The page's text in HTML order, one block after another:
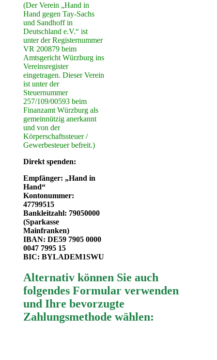
(Der Verein „Hand in
Hand gegen Tay-Sachs
und Sandhoff in
Deutschland e.V.“ ist
unter der Registernummer
VR 200879 beim
Amtsgericht Würzburg ins
Vereinsregister
eingetragen. Dieser Verein
ist unter der
Steuernummer
257/109/00593 beim
Finanzamt Würzburg als
gemeinnützig anerkannt
und von der
Körperschaftssteuer /
Gewerbesteuer befreit.)
Direkt spenden:
Empfänger: „Hand in
Hand“
Kontonummer:
47799515
Bankleitzahl: 79050000
(Sparkasse
Mainfranken)
IBAN: DE59 7905 0000
0047 7995 15
BIC: BYLADEM1SWU
Alternativ können Sie auch
folgendes Formular verwenden
und Ihre bevorzugte
Zahlungsmethode wählen: